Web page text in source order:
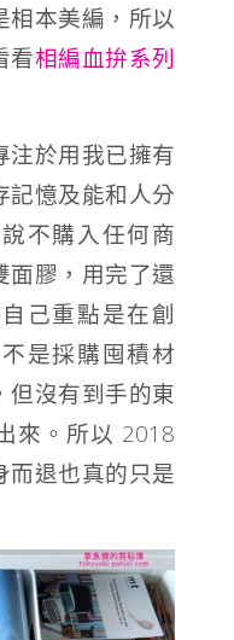
相本美編，所以
看相編血拚系列
注於用我已擁有
記憶及能和人分
不購入任何商
面膠，用完了還
己重點是在創
是採購囤積材
但沒有到手的東
來。所以 2018
而退也真的只是